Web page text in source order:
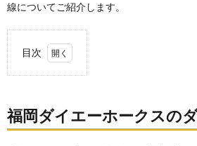
線についてご紹介します。
目次
1.
エー
ホー
福岡ダイエーホークスの